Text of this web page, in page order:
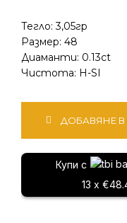
Тегло: 3,05гр
Размер: 48
Диаманти: 0.13ct
Чистота: H-SI
Златен
пръстен
ДОБАВЯНЕ
Купи с
13 x